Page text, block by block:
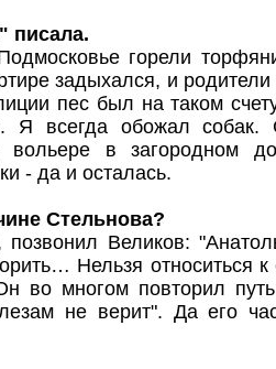
писала.
горели
задыхался, и
пес был на таком
Я всегда обожал
вольере в загородном
- да и осталась.
Стельнова?
Великов:
Нельзя относиться
во многом повторил путь
не верит". Да его